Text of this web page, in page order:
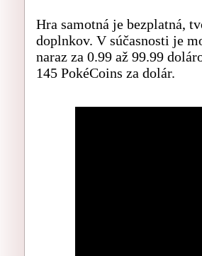
Hra samotná je bezplatná,
doplnkov. V súčasnosti je
naraz za 0.99 až 99.99
145 PokéCoins za dolár.